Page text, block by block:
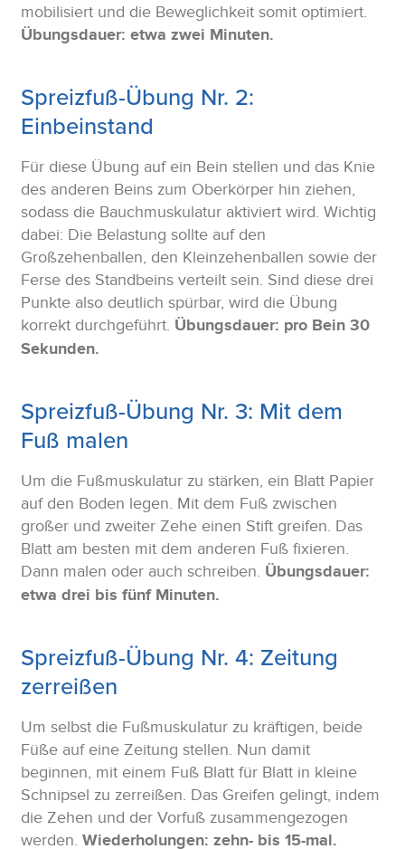
mobilisiert und die Beweglichkeit somit optimiert.
Übungsdauer: etwa zwei Minuten.
Spreizfuß-Übung Nr. 2:
Einbeinstand
Für diese Übung auf ein Bein stellen und das Knie
des anderen Beins zum Oberkörper hin ziehen,
sodass die Bauchmuskulatur aktiviert wird. Wichtig
dabei: Die Belastung sollte auf den
Großzehenballen, den Kleinzehenballen sowie der
Ferse des Standbeins verteilt sein. Sind diese drei
Punkte also deutlich spürbar, wird die Übung
korrekt durchgeführt. Übungsdauer: pro Bein 30
Sekunden.
Spreizfuß-Übung Nr. 3: Mit dem
Fuß malen
Um die Fußmuskulatur zu stärken, ein Blatt Papier
auf den Boden legen. Mit dem Fuß zwischen
großer und zweiter Zehe einen Stift greifen. Das
Blatt am besten mit dem anderen Fuß fixieren.
Dann malen oder auch schreiben. Übungsdauer:
etwa drei bis fünf Minuten.
Spreizfuß-Übung Nr. 4: Zeitung
zerreißen
Um selbst die Fußmuskulatur zu kräftigen, beide
Füße auf eine Zeitung stellen. Nun damit
beginnen, mit einem Fuß Blatt für Blatt in kleine
Schnipsel zu zerreißen. Das Greifen gelingt, indem
die Zehen und der Vorfuß zusammengezogen
werden. Wiederholungen: zehn- bis 15-mal.